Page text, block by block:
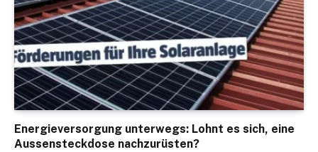
Energieversorgung unterwegs: Lohnt es sich, eine
Aussensteckdose nachzurüsten?